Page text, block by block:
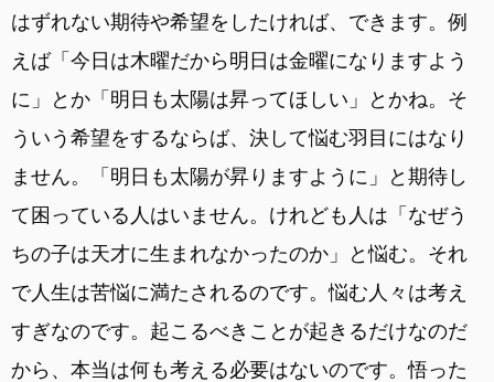
はずれない期待や希望をしたければ、できます。例
えば「今日は木曜だから明日は金曜になりますよう
に」とか「明日も太陽は昇ってほしい」とかね。そ
ういう希望をするならば、決して悩む羽目にはなり
ません。「明日も太陽が昇りますように」と期待し
て困っている人はいません。けれども人は「なぜう
ちの子は天才に生まれなかったのか」と悩む。それ
で人生は苦悩に満たされるのです。悩む人々は考え
すぎなのです。起こるべきことが起きるだけなのだ
から、本当は何も考える必要はないのです。悟った